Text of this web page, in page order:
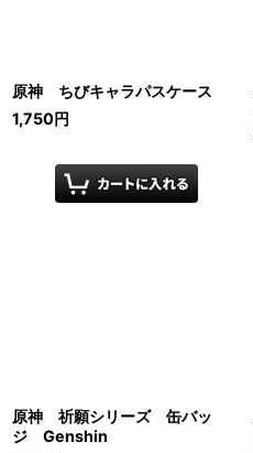
原神 ちびキャラパスケース
1,750円
原神 祈願シリーズ 缶バッ
ジ Genshin